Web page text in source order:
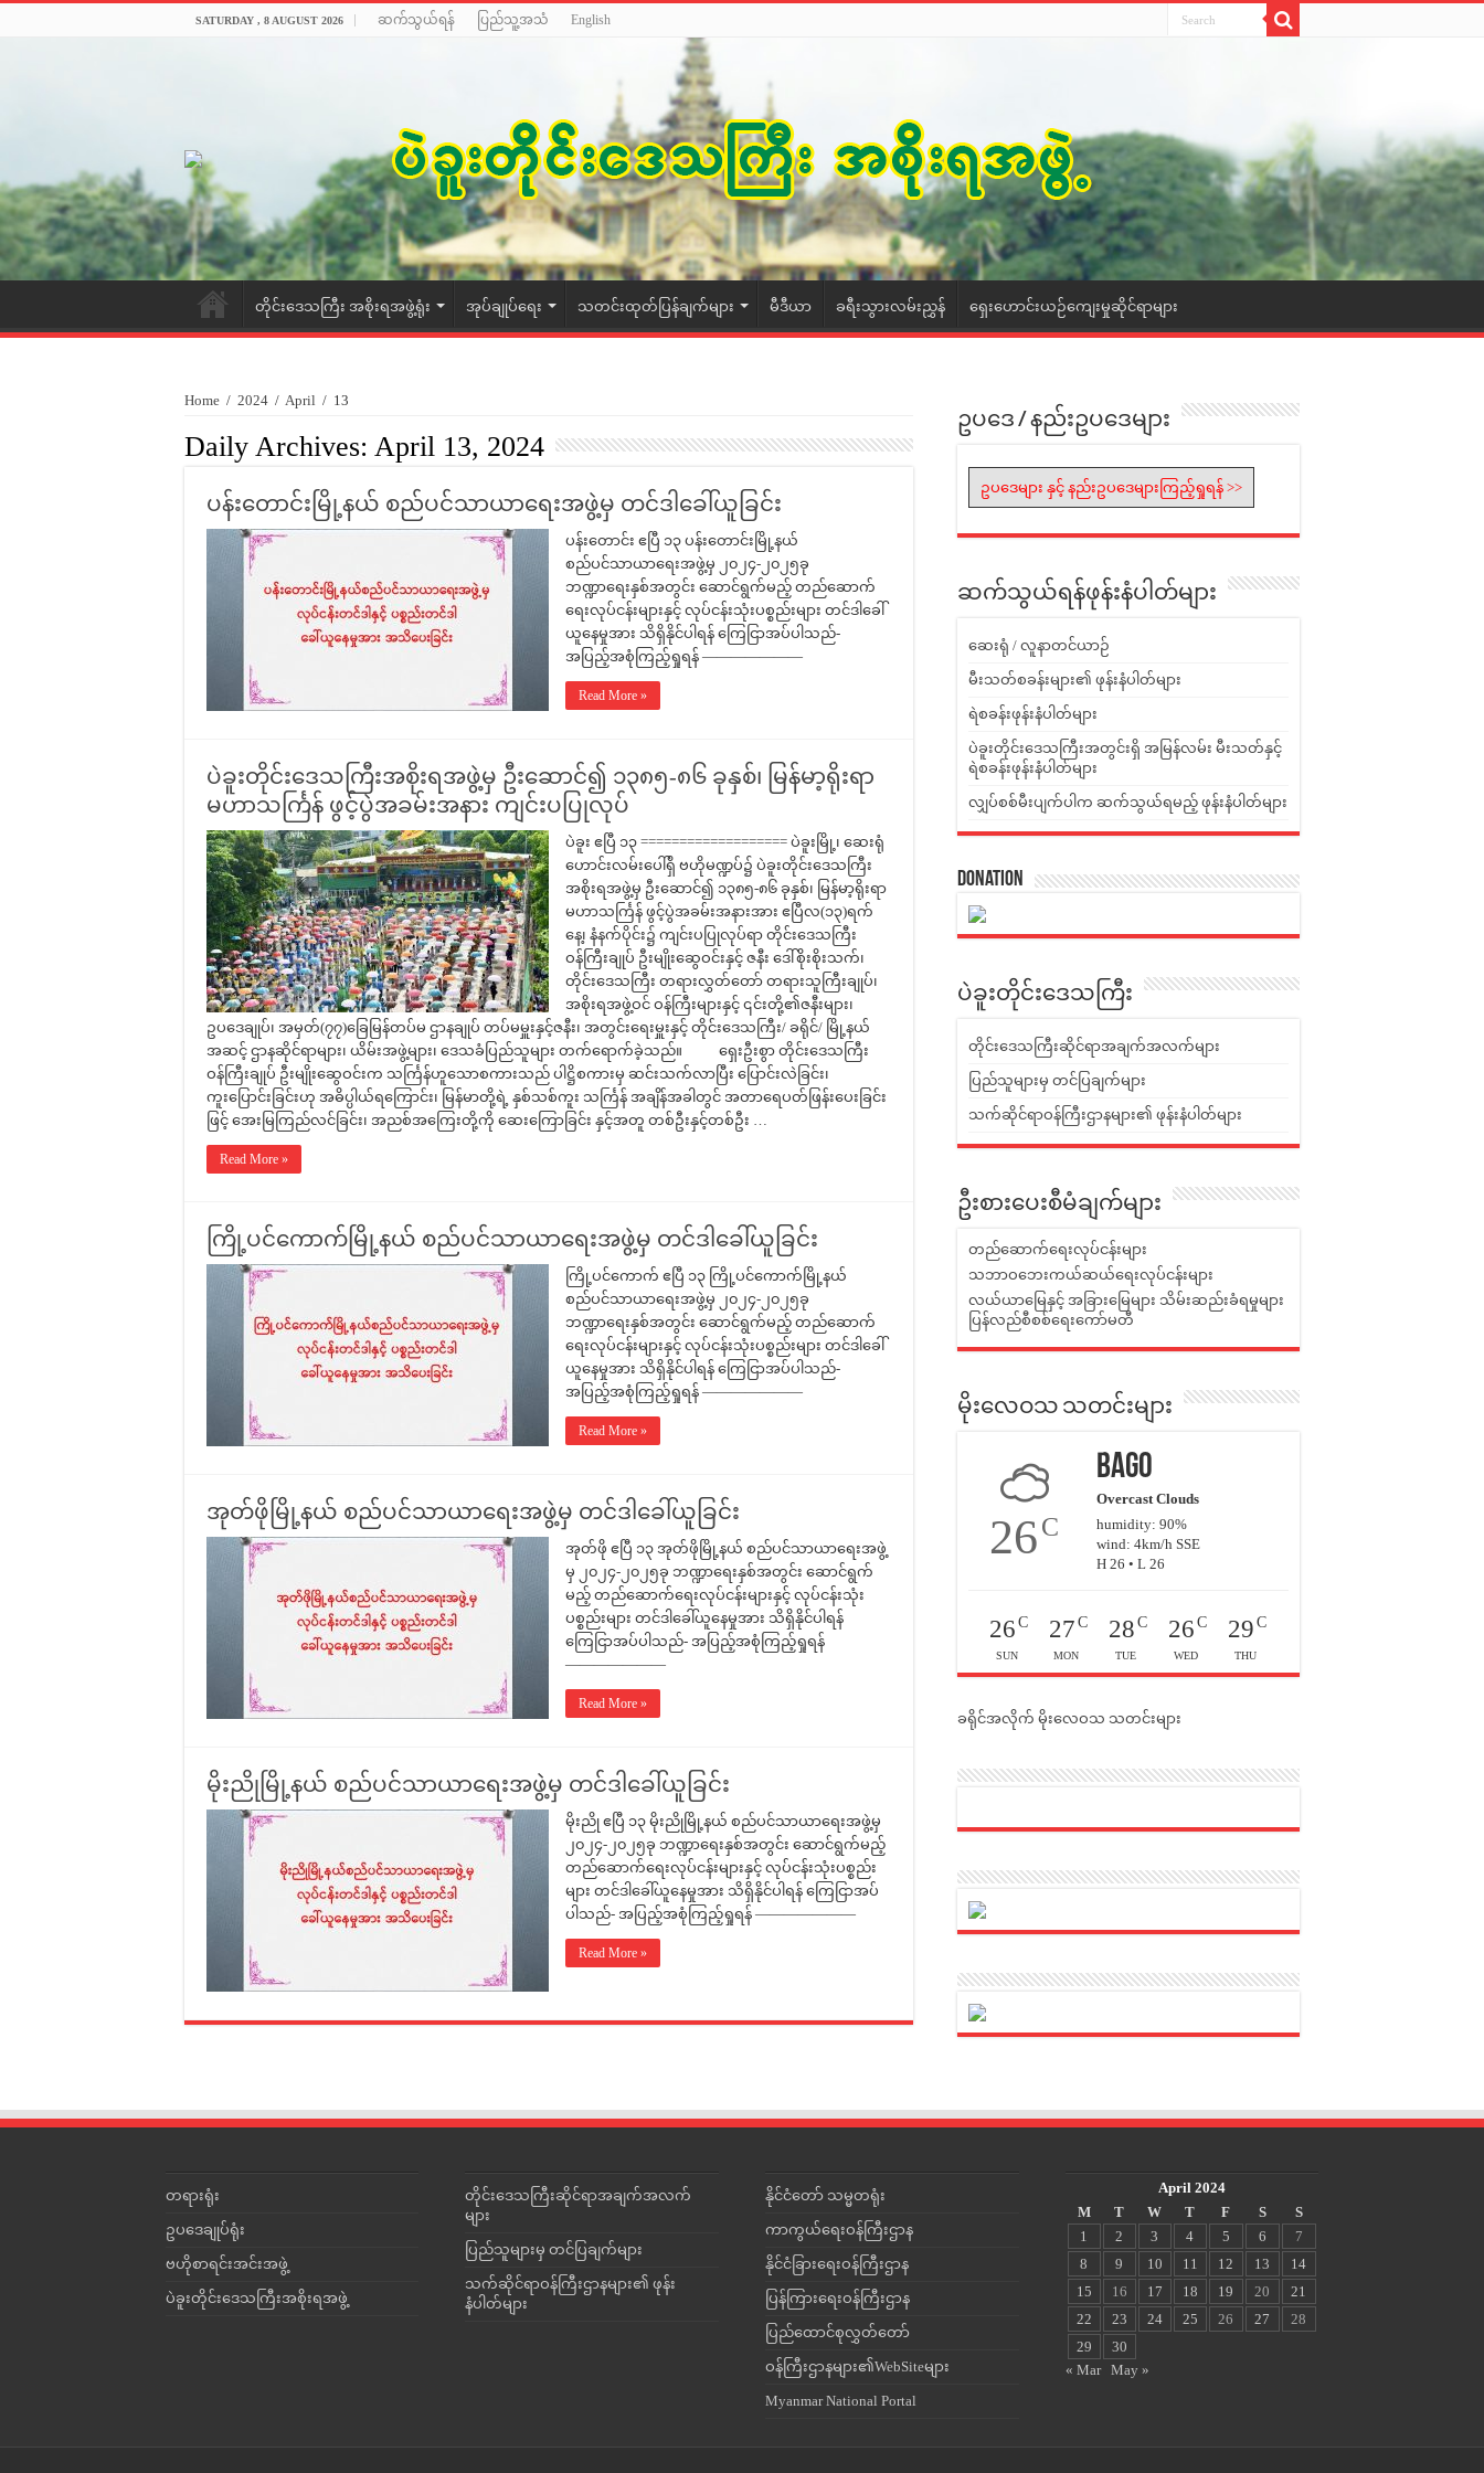
SATURDAY , 8 AUGUST 2026 ဆက်သွယ်ရန် ပြည်သူ့အသံ English
တိုင်းဒေသကြီး အစိုးရအဖွဲ့ရုံး အုပ်ချုပ်ရေး သတင်းထုတ်ပြန်ချက်များ မီဒီယာ ခရီးသွားလမ်းညွှန် ရှေးဟောင်းယဉ်ကျေးမှုဆိုင်ရာများ
Home / 2024 / April / 13
Daily Archives: April 13, 2024
ပန်းတောင်းမြို့နယ် စည်ပင်သာယာရေးအဖွဲ့မှ တင်ဒါခေါ်ယူခြင်း
ပန်းတောင်း ဧပြီ ၁၃ ပန်းတောင်းမြို့နယ်
စည်ပင်သာယာရေးအဖွဲ့မှ ၂၀၂၄-၂၀၂၅ခု
ဘဏ္ဍာရေးနှစ်အတွင်း ဆောင်ရွက်မည့် တည်ဆောက်
ရေးလုပ်ငန်းများနှင့် လုပ်ငန်းသုံးပစ္စည်းများ တင်ဒါခေါ်
ယူနေမှုအား သိရှိနိုင်ပါရန် ကြေငြာအပ်ပါသည်-
အပြည့်အစုံကြည့်ရှုရန် ———————
Read More »
ပဲခူးတိုင်းဒေသကြီးအစိုးရအဖွဲ့မှ ဦးဆောင်၍ ၁၃၈၅-၈၆ ခုနှစ်၊ မြန်မာ့ရိုးရာ
မဟာသင်္ကြန် ဖွင့်ပွဲအခမ်းအနား ကျင်းပပြုလုပ်
ပဲခူး ဧပြီ ၁၃ =================== ပဲခူးမြို့၊ ဆေးရုံ
ဟောင်းလမ်းပေါ်ရှိ ဗဟိုမဏ္ဍပ်၌ ပဲခူးတိုင်းဒေသကြီး
အစိုးရအဖွဲ့မှ ဦးဆောင်၍ ၁၃၈၅-၈၆ ခုနှစ်၊ မြန်မာ့ရိုးရာ
မဟာသင်္ကြန် ဖွင့်ပွဲအခမ်းအနားအား ဧပြီလ(၁၃)ရက်
နေ့၊ နံနက်ပိုင်း၌ ကျင်းပပြုလုပ်ရာ တိုင်းဒေသကြီး
ဝန်ကြီးချုပ် ဦးမျိုးဆွေဝင်းနှင့် ဇနီး ဒေါ်စိုးစိုးသက်၊
တိုင်းဒေသကြီး တရားလွှတ်တော် တရားသူကြီးချုပ်၊
အစိုးရအဖွဲ့ဝင် ဝန်ကြီးများနှင့် ၎င်းတို့၏ဇနီးများ၊
ဥပဒေချုပ်၊ အမှတ်(၇၇)ခြေမြန်တပ်မ ဌာနချုပ် တပ်မမှူးနှင့်ဇနီး၊ အတွင်းရေးမှူးနှင့် တိုင်းဒေသကြီး/ ခရိုင်/ မြို့နယ်
အဆင့် ဌာနဆိုင်ရာများ၊ ယိမ်းအဖွဲ့များ၊ ဒေသခံပြည်သူများ တက်ရောက်ခဲ့သည်။ ရှေးဦးစွာ တိုင်းဒေသကြီး
ဝန်ကြီးချုပ် ဦးမျိုးဆွေဝင်းက သင်္ကြန်ဟူသောစကားသည် ပါဋ္ဌိစကားမှ ဆင်းသက်လာပြီး ပြောင်းလဲခြင်း၊
ကူးပြောင်းခြင်းဟု အဓိပ္ပါယ်ရကြောင်း၊ မြန်မာတို့ရဲ့ နှစ်သစ်ကူး သင်္ကြန် အချိန်အခါတွင် အတာရေပတ်ဖြန်းပေးခြင်း
ဖြင့် အေးမြကြည်လင်ခြင်း၊ အညစ်အကြေးတို့ကို ဆေးကြောခြင်း နှင့်အတူ တစ်ဦးနှင့်တစ်ဦး …
Read More »
ကြို့ပင်ကောက်မြို့နယ် စည်ပင်သာယာရေးအဖွဲ့မှ တင်ဒါခေါ်ယူခြင်း
ကြို့ပင်ကောက် ဧပြီ ၁၃ ကြို့ပင်ကောက်မြို့နယ်
စည်ပင်သာယာရေးအဖွဲ့မှ ၂၀၂၄-၂၀၂၅ခု
ဘဏ္ဍာရေးနှစ်အတွင်း ဆောင်ရွက်မည့် တည်ဆောက်
ရေးလုပ်ငန်းများနှင့် လုပ်ငန်းသုံးပစ္စည်းများ တင်ဒါခေါ်
ယူနေမှုအား သိရှိနိုင်ပါရန် ကြေငြာအပ်ပါသည်-
အပြည့်အစုံကြည့်ရှုရန် ———————
Read More »
အုတ်ဖိုမြို့နယ် စည်ပင်သာယာရေးအဖွဲ့မှ တင်ဒါခေါ်ယူခြင်း
အုတ်ဖို ဧပြီ ၁၃ အုတ်ဖိုမြို့နယ် စည်ပင်သာယာရေးအဖွဲ့
မှ ၂၀၂၄-၂၀၂၅ခု ဘဏ္ဍာရေးနှစ်အတွင်း ဆောင်ရွက်
မည့် တည်ဆောက်ရေးလုပ်ငန်းများနှင့် လုပ်ငန်းသုံး
ပစ္စည်းများ တင်ဒါခေါ်ယူနေမှုအား သိရှိနိုင်ပါရန်
ကြေငြာအပ်ပါသည်- အပြည့်အစုံကြည့်ရှုရန်
———————
Read More »
မိုးညိုမြို့နယ် စည်ပင်သာယာရေးအဖွဲ့မှ တင်ဒါခေါ်ယူခြင်း
မိုးညို ဧပြီ ၁၃ မိုးညိုမြို့နယ် စည်ပင်သာယာရေးအဖွဲ့မှ
၂၀၂၄-၂၀၂၅ခု ဘဏ္ဍာရေးနှစ်အတွင်း ဆောင်ရွက်မည့်
တည်ဆောက်ရေးလုပ်ငန်းများနှင့် လုပ်ငန်းသုံးပစ္စည်း
များ တင်ဒါခေါ်ယူနေမှုအား သိရှိနိုင်ပါရန် ကြေငြာအပ်
ပါသည်- အပြည့်အစုံကြည့်ရှုရန် ———————
Read More »
ဥပဒေ / နည်းဥပဒေများ
ဥပဒေများ နှင့် နည်းဥပဒေများကြည့်ရှုရန် >>
ဆက်သွယ်ရန်ဖုန်းနံပါတ်များ
ဆေးရုံ / လူနာတင်ယာဉ်
မီးသတ်စခန်းများ၏ ဖုန်းနံပါတ်များ
ရဲစခန်းဖုန်းနံပါတ်များ
ပဲခူးတိုင်းဒေသကြီးအတွင်းရှိ အမြန်လမ်း မီးသတ်နှင့်
ရဲစခန်းဖုန်းနံပါတ်များ
လျှပ်စစ်မီးပျက်ပါက ဆက်သွယ်ရမည့် ဖုန်းနံပါတ်များ
Donation
ပဲခူးတိုင်းဒေသကြီး
တိုင်းဒေသကြီးဆိုင်ရာအချက်အလက်များ
ပြည်သူများမှ တင်ပြချက်များ
သက်ဆိုင်ရာဝန်ကြီးဌာနများ၏ ဖုန်းနံပါတ်များ
ဦးစားပေးစီမံချက်များ
တည်ဆောက်ရေးလုပ်ငန်းများ
သဘာဝဘေးကယ်ဆယ်ရေးလုပ်ငန်းများ
လယ်ယာမြေနှင့် အခြားမြေများ သိမ်းဆည်းခံရမှုများ
ပြန်လည်စီစစ်ရေးကော်မတီ
မိုးလေဝသ သတင်းများ
26C
Bago
Overcast Clouds
humidity: 90%
wind: 4km/h SSE
H 26 • L 26
26 C
SUN
27 C
MON
28 C
TUE
26 C
WED
29 C
THU
ခရိုင်အလိုက် မိုးလေဝသ သတင်းများ
တရားရုံး
ဥပဒေချုပ်ရုံး
ဗဟိုစာရင်းအင်းအဖွဲ့
ပဲခူးတိုင်းဒေသကြီးအစိုးရအဖွဲ့
တိုင်းဒေသကြီးဆိုင်ရာအချက်အလက်
များ
ပြည်သူများမှ တင်ပြချက်များ
သက်ဆိုင်ရာဝန်ကြီးဌာနများ၏ ဖုန်း
နံပါတ်များ
နိုင်ငံတော် သမ္မတရုံး
ကာကွယ်ရေးဝန်ကြီးဌာန
နိုင်ငံခြားရေးဝန်ကြီးဌာန
ပြန်ကြားရေးဝန်ကြီးဌာန
ပြည်ထောင်စုလွှတ်တော်
ဝန်ကြီးဌာနများ၏WebSiteများ
Myanmar National Portal
April 2024
M
T W T F S
S
1
2 3 4 5 6
7
8
9 10 11 12 13
14
15
16 17 18 19 20
21
22
23 24 25 26 27
28
29
30
« Mar
May »